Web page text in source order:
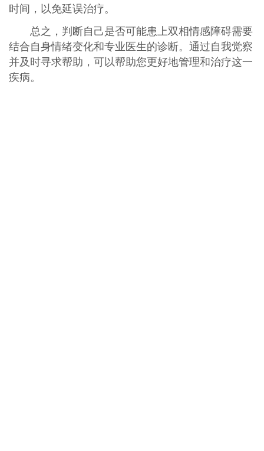
时间，以免延误治疗。
总之，判断自己是否可能患上双相情感障碍需要
结合自身情绪变化和专业医生的诊断。通过自我觉察
并及时寻求帮助，可以帮助您更好地管理和治疗这一
疾病。